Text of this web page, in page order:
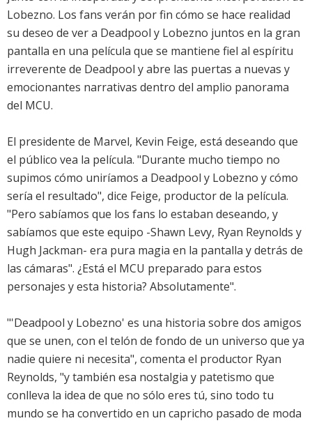
Lobezno. Los fans verán por fin cómo se hace realidad
su deseo de ver a Deadpool y Lobezno juntos en la gran
pantalla en una película que se mantiene fiel al espíritu
irreverente de Deadpool y abre las puertas a nuevas y
emocionantes narrativas dentro del amplio panorama
del MCU.
El presidente de Marvel, Kevin Feige, está deseando que
el público vea la película. "Durante mucho tiempo no
supimos cómo uniríamos a Deadpool y Lobezno y cómo
sería el resultado", dice Feige, productor de la película.
"Pero sabíamos que los fans lo estaban deseando, y
sabíamos que este equipo -Shawn Levy, Ryan Reynolds y
Hugh Jackman- era pura magia en la pantalla y detrás de
las cámaras". ¿Está el MCU preparado para estos
personajes y esta historia? Absolutamente".
"'Deadpool y Lobezno' es una historia sobre dos amigos
que se unen, con el telón de fondo de un universo que ya
nadie quiere ni necesita", comenta el productor Ryan
Reynolds, "y también esa nostalgia y patetismo que
conlleva la idea de que no sólo eres tú, sino todo tu
mundo se ha convertido en un capricho pasado de moda